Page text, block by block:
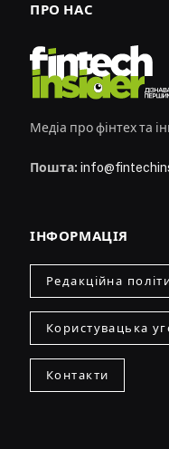
ПРО НАС
Медіа про фінтех та
Пошта:
ІНФОРМАЦІЯ
Редакційна
Користувацька
Контакти